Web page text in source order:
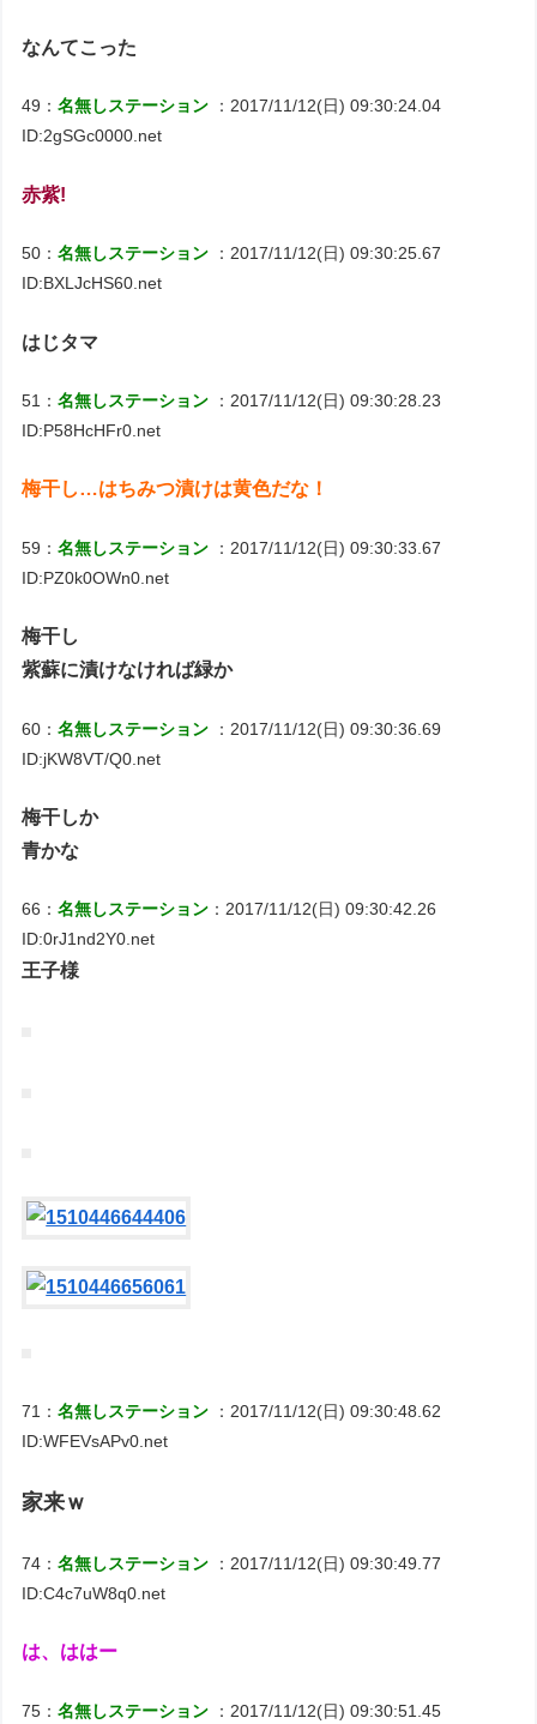
なんてこった
49：名無しステーション
：2017/11/12(日) 09:30:24.04
ID:2gSGc0000.net
赤紫!
50：名無しステーション
：2017/11/12(日) 09:30:25.67
ID:BXLJcHS60.net
はじタマ
51：名無しステーション
：2017/11/12(日) 09:30:28.23
ID:P58HcHFr0.net
梅干し…はちみつ漬けは黄色だな！
59：名無しステーション
：2017/11/12(日) 09:30:33.67
ID:PZ0k0OWn0.net
梅干し
紫蘇に漬けなければ緑か
60：名無しステーション
：2017/11/12(日) 09:30:36.69
ID:jKW8VT/Q0.net
梅干しか
青かな
66：名無しステーション ：2017/11/12(日) 09:30:42.26
ID:0rJ1nd2Y0.net
王子様
71：名無しステーション
：2017/11/12(日) 09:30:48.62
ID:WFEVsAPv0.net
家来ｗ
74：名無しステーション
：2017/11/12(日) 09:30:49.77
ID:C4c7uW8q0.net
は、ははー
75：名無しステーション
：2017/11/12(日) 09:30:51.45